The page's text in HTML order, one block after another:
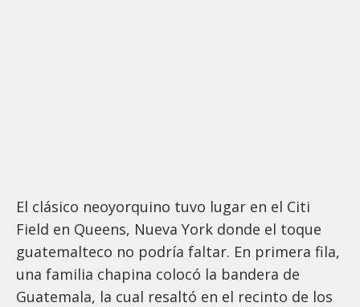
El clásico neoyorquino tuvo lugar en el Citi
Field en Queens, Nueva York donde el toque
guatemalteco no podría faltar. En primera fila,
una familia chapina colocó la bandera de
Guatemala, la cual resaltó en el recinto de los